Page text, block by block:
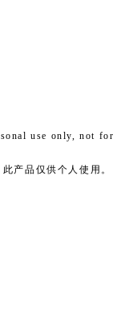
use only, not for
产品仅供个人使用。